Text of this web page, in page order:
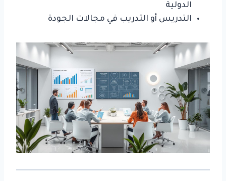
الدولية
التدريس أو التدريب في مجالات الجودة